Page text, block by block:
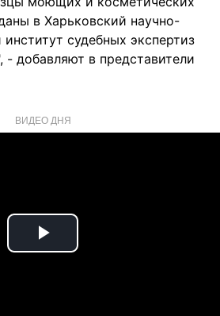
в Харьковский научно-
судебных экспертиз
добавляют в представители
ВИДЕО ДНЯ
Play